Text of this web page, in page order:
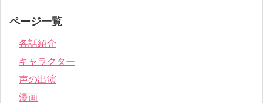
ページ一覧
各話紹介
キャラクター
声の出演
漫画